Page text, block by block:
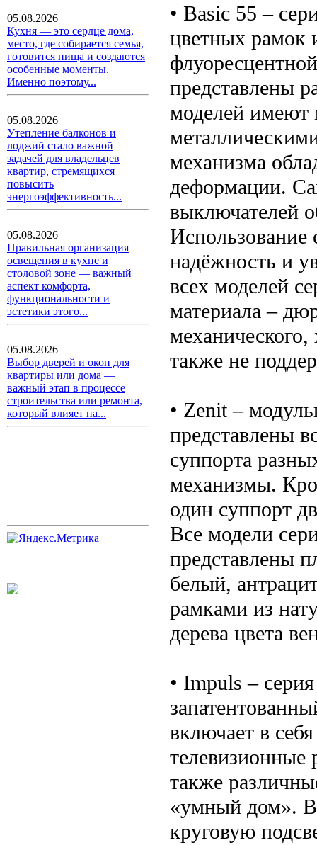
05.08.2026
Кухня — это сердце дома,
место, где собирается семья,
готовится пища и создаются
особенные моменты.
Именно поэтому...
05.08.2026
Утепление балконов и
лоджий стало важной
задачей для владельцев
квартир, стремящихся
повысить
энергоэффективность...
05.08.2026
Правильная организация
освещения в кухне и
столовой зоне — важный
аспект комфорта,
функциональности и
эстетики этого...
05.08.2026
Выбор дверей и окон для
квартиры или дома —
важный этап в процессе
строительства или ремонта,
который влияет на...
• Basic 55 –
цветных рамок
представлены
моделей
механизма
деформации.
выключателей
Использование
надёжность и
всех моделей
материала –
механического,
также не
• Zenit –
представлены
суппорта
механизмы.
один суппорт
Все модели
представлены
белый,
рамками из
дерева цвета
• Impuls –
включает в
телевизионные
также
«умный дом».
круговую